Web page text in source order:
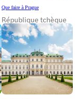
Que faire à Prague
République tchèque